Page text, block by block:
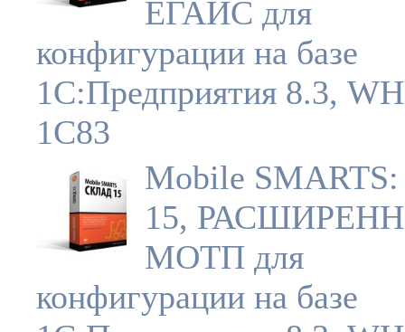
ЕГАИС для
конфигурации на базе
1С:Предприятия 8.3,
1C83
Mobile
15,
МОТП для
конфигурации на базе